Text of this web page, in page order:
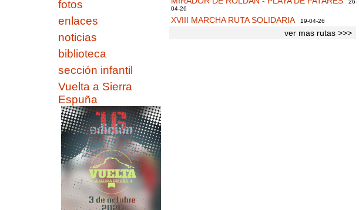
fotos
enlaces
noticias
biblioteca
sección infantil
Vuelta a Sierra
Espuña
26-
04-26
XVIII MARCHA RUTA SOLIDARIA 19-04-26
ver mas rutas >>>